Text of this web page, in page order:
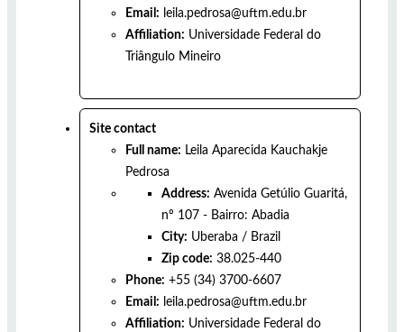
Email: leila.pedrosa@uftm.edu.br
Affiliation: Universidade Federal do
Triângulo Mineiro
Site contact
Full name: Leila Aparecida Kauchakje
Pedrosa
Address: Avenida Getúlio Guaritá,
nº 107 - Bairro: Abadia
City: Uberaba / Brazil
Zip code: 38.025-440
Phone: +55 (34) 3700-6607
Email: leila.pedrosa@uftm.edu.br
Affiliation: Universidade Federal do